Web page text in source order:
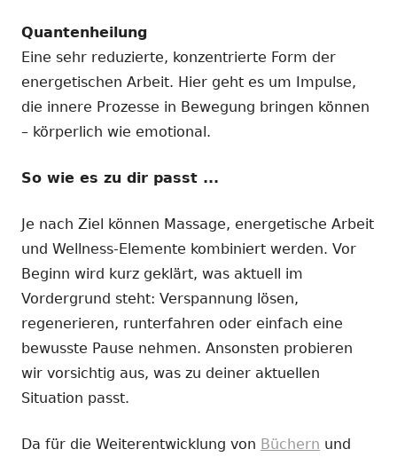
Quantenheilung
Eine sehr reduzierte, konzentrierte Form der
energetischen Arbeit. Hier geht es um Impulse,
die innere Prozesse in Bewegung bringen können
– körperlich wie emotional.
So wie es zu dir passt ...
Je nach Ziel können Massage, energetische Arbeit
und Wellness-Elemente kombiniert werden. Vor
Beginn wird kurz geklärt, was aktuell im
Vordergrund steht: Verspannung lösen,
regenerieren, runterfahren oder einfach eine
bewusste Pause nehmen. Ansonsten probieren
wir vorsichtig aus, was zu deiner aktuellen
Situation passt.
Da für die Weiterentwicklung von Büchern und